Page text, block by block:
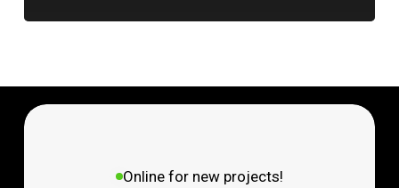
Online for new projects!